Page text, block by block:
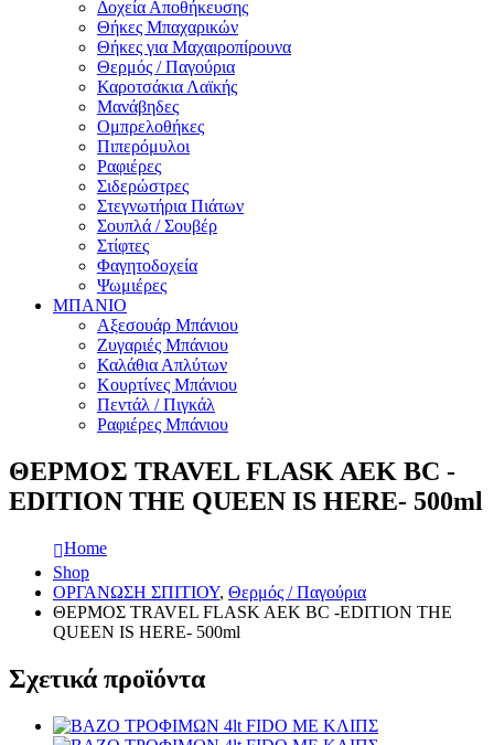
Δοχεία Αποθήκευσης
Θήκες Μπαχαρικών
Θήκες για Μαχαιροπίρουνα
Θερμός / Παγούρια
Καροτσάκια Λαϊκής
Μανάβηδες
Ομπρελοθήκες
Πιπερόμυλοι
Ραφιέρες
Σιδερώστρες
Στεγνωτήρια Πιάτων
Σουπλά / Σουβέρ
Στίφτες
Φαγητοδοχεία
Ψωμιέρες
ΜΠΑΝΙΟ
Αξεσουάρ Μπάνιου
Ζυγαριές Μπάνιου
Καλάθια Απλύτων
Κουρτίνες Μπάνιου
Πεντάλ / Πιγκάλ
Ραφιέρες Μπάνιου
ΘΕΡΜΟΣ TRAVEL FLASK AEK BC -
EDITION THE QUEEN IS HERE- 500ml
Home
Shop
ΟΡΓΑΝΩΣΗ ΣΠΙΤΙΟΥ, Θερμός / Παγούρια
ΘΕΡΜΟΣ TRAVEL FLASK AEK BC -EDITION THE
QUEEN IS HERE- 500ml
Σχετικά προϊόντα